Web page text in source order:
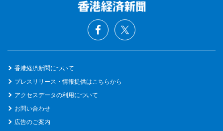
香港経済新聞について
プレスリリース・情報提供はこちらから
アクセスデータの利用について
お問い合わせ
広告のご案内